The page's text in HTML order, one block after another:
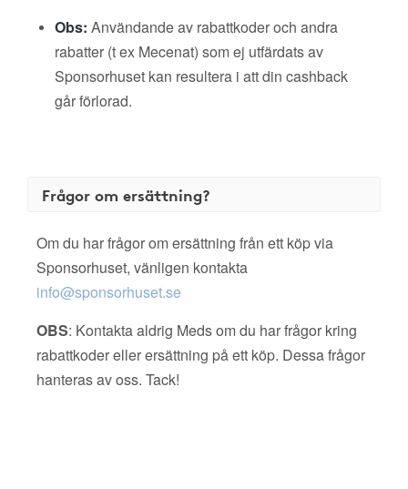
Obs: Användande av rabattkoder och andra
rabatter (t ex Mecenat) som ej utfärdats av
Sponsorhuset kan resultera i att din cashback
går förlorad.
Frågor om ersättning?
Om du har frågor om ersättning från ett köp via
Sponsorhuset, vänligen kontakta
info@sponsorhuset.se
OBS: Kontakta aldrig Meds om du har frågor kring
rabattkoder eller ersättning på ett köp. Dessa frågor
hanteras av oss. Tack!